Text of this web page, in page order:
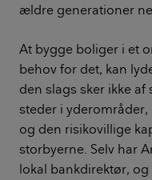
ældre generationer
At bygge boliger i et
behov for det, kan
den slags sker ikke
steder i
og den risikovillige
storbyerne. Selv har
lokal bankdirektør,